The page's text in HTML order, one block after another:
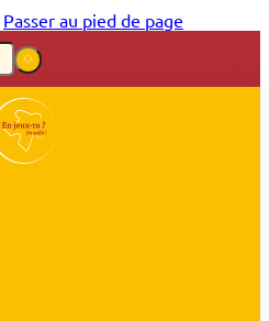
Passer au pied de page